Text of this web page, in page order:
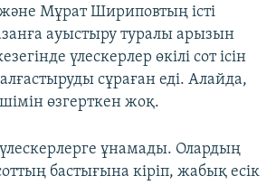
Мұрат Шириповтың істі
ауыстыру туралы арызын
үлескерлер өкілі сот ісін
сұраған еді. Алайда,
өзгерткен жоқ.
ұнамады. Олардың
бастығына кіріп, жабық есік